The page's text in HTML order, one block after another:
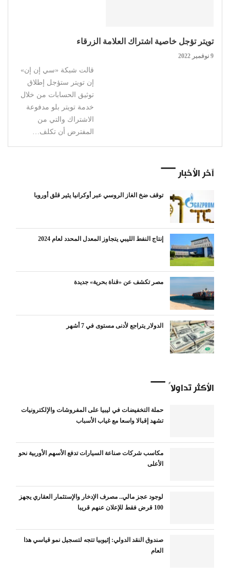
تويتر تؤجل خاصية اشتراك العلامة الزرقاء
9 نوفمبر 2022
قالت شبكة «سي إن إن»
إن تويتر ستؤجل إطلاق
توثيق الحسابات من خلال
خدمة تويتر بلو مدفوعة
الاشتراك والتي من
المفترض أن تكلف…
آخر الأخبار
توقف ضخ الغاز الروسي عبر أوكرانيا يثير قلق أوروبا
إنتاج النفط الليبي يتجاوز المعدل المحدد لعام 2024
مصر تكشف عن «قناة بحرية» جديدة
الدولار يتراجع لأدنى مستوى في 7 أشهر
الأكثر تداولاً
حملة التخفيضات في ليبيا على المفروشات والإلكترونيات
تشهد إقبالا واسعا مع غياب الأسباب
مكاسب شركات صناعة السيارات تدفع الأسهم الأوربية نحو
الأعلى
لوجود عجز مالي.. مصرف الإدخار والإستثمار العقاري يجهز
100 قرض فقط للإعلان عنهم قريبا
صندوق النقد الدولي: إثيوبيا تتجه لتسجيل نمو قياسي هذا
العام